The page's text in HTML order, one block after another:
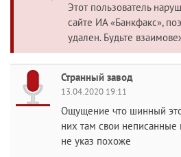
Этот пользователь
сайте ИА «Банкфакс»,
удален. Будьте
Странный завод
13.04.2020 19:11
Ощущение что шинный
них там свои неписанные
не указ похоже